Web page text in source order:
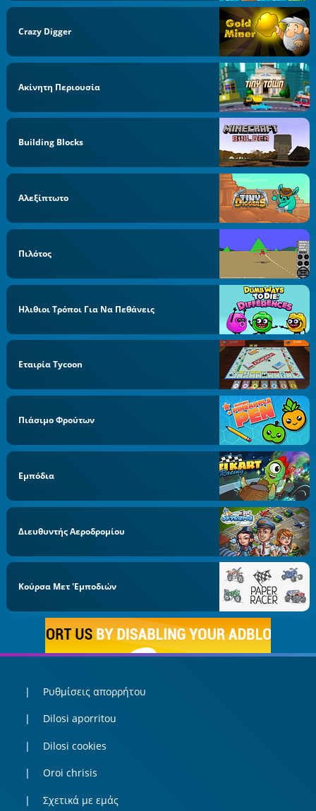
Crazy Digger
Ακίνητη Περιουσία
Building Blocks
Αλεξίπτωτο
Πιλότος
Ηλιθιοι Τρόποι Για Να Πεθάνεις
Εταιρία Tycoon
Πιάσιμο Φρούτων
Εμπόδια
Διευθυντής Αεροδρομίου
Κούρσα Μετ 'εμποδιών
Ρυθμίσεις απορρήτου
Dilosi aporritou
Dilosi cookies
Oroi chrisis
Σχετικά με εμάς